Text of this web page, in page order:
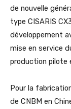
de nouvelle
type CISARIS
développement
mise en service
production pilote
Pour la
de CNBM en